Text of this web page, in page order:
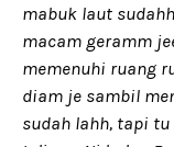
mabuk laut
macam geramm
memenuhi ruang
diam je sambil
sudah lahh, tapi